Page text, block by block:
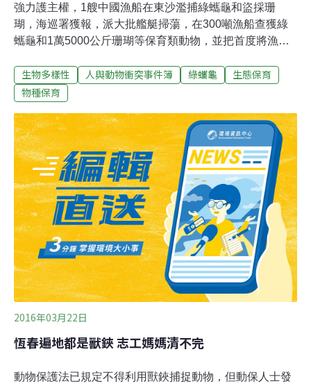
強力護主權，1艘中國漁船在東沙濫捕綠蠵龜和盜採珊
瑚，海巡署獲報，派大批艦艇掃蕩，在300噸漁船查獲綠
蠵龜和1萬5000公斤珊瑚等保育類動物，並把首度將漁船
及9名特勤隊人員，出動1艦、10艇，共109名警力前往東
沙海域擴大掃蕩。發現海上有1艘300噸陸籍「琼琼海漁
船，中國籍船員41人，並在船艙內查獲綠蠵龜3隻，包含2
隻活體和1隻已遭肢解的綠蠵龜。海巡隊員同時在船艙內
發現珊瑚1萬5000公斤、硨磲貝及螺旋尖螺400公斤和疑似
毒漁化學藥劑40公斤，另有4艘越界鐵殼船已先被驅離。
海巡署表示，全案依涉違反漁業法、台灣地區與大陸地區
人民關係條例、野生動物保育法及國家公園法等罪嫌偵
辦，這也是首起押陸船回台審判案件。
生物多樣性 人與動物衝突事件簿 綠蠵龜
生態保育
物種保育
2016年03月22日
恆春遍地都是獸鋏 志工媽媽清不完
動物保護法已規定不得利用獸鋏捕捉動物，但動保人士發